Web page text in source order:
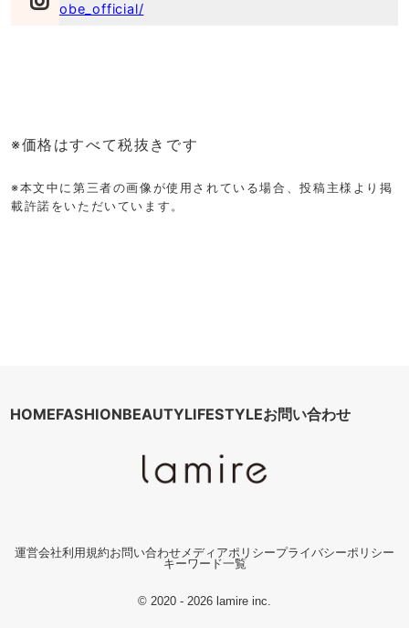
obe_official/
※価格はすべて税抜きです
※本文中に第三者の画像が使用されている場合、投稿主様より掲
載許諾をいただいています。
HOMEFASHIONBEAUTYLIFESTYLEお問い合わせ
運営会社利用規約お問い合わせメディアポリシープライバシーポリシー
キーワード一覧
© 2020 - 2026 lamire inc.